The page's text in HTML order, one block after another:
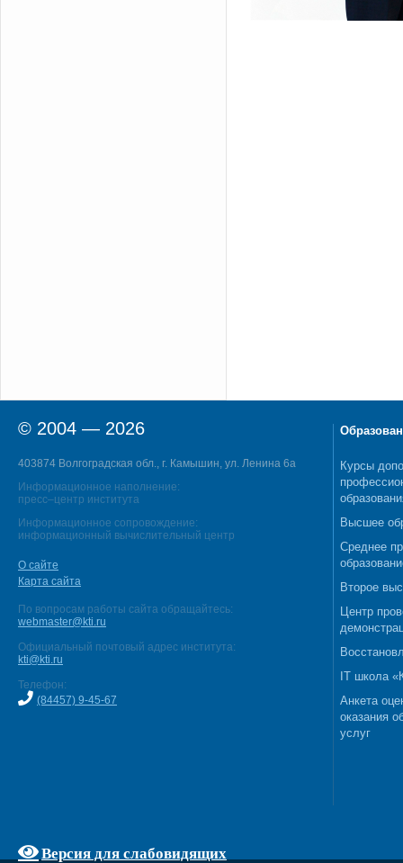
© 2004 — 2026
403874 Волгоградская обл., г. Камышин, ул. Ленина 6а
Информационное наполнение:
пресс–центр института
Информационное сопровождение:
информационный вычислительный центр
О сайте
Карта сайта
По вопросам работы сайта обращайтесь:
webmaster@kti.ru
Официальный почтовый адрес института:
kti@kti.ru
Телефон:
(84457) 9-45-67
Версия для слабовидящих
Курсы
Высшее
Среднее
Второе
Центр
IT школа
Анкета
оказания
услуг